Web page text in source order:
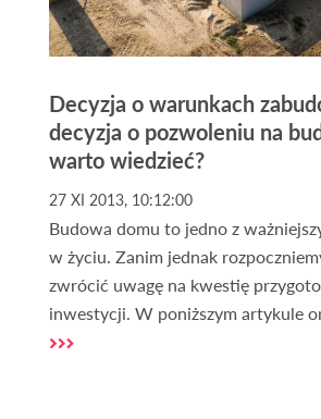
Decyzja o warunkach
decyzja o pozwoleniu na
warto wiedzieć?
27 XI 2013, 10:12:00
Budowa domu to jedno z
w życiu. Zanim jednak
zwrócić uwagę na kwestię
inwestycji. W poniższym artykule
najważniejsze aspekty związane z